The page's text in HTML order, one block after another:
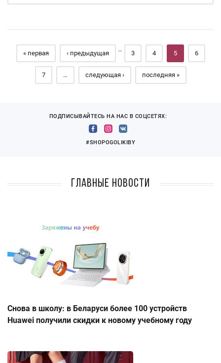
Страницы
« первая ‹ предыдущая
…
3 4 5 6
7 … следующая › последняя »
ПОДПИСЫВАЙТЕСЬ НА НАС В СОЦСЕТЯХ:
#SHOPOGOLIKIBY
Главные новости
Снова в школу: в Беларуси более 100 устройств
Huawei получили скидки к новому учебному году